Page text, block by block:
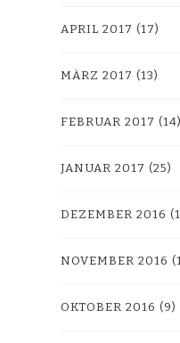
APRIL 2017 (17)
MÄRZ 2017 (13)
FEBRUAR 2017 (14)
JANUAR 2017 (25)
DEZEMBER 2016
NOVEMBER 2016
OKTOBER 2016 (9)